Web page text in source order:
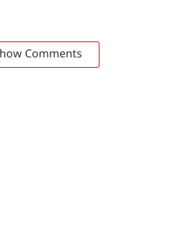
Comments